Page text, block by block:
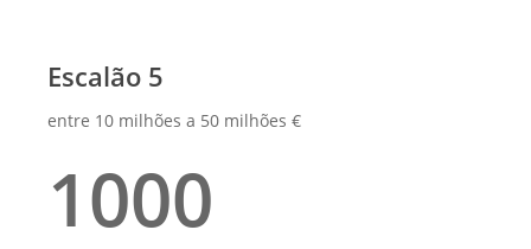
Escalão 5
entre 10 milhões a 50 milhões €
1000